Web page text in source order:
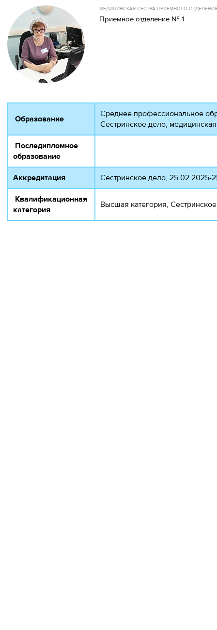
МЕДИЦИНСКАЯ СЕСТРА ПРИЁМНОГО
Приемное отделение № 1
Образование
Среднее профессиональное
Сестринское дело, медицинская
Последипломное
образование
Аккредитация Сестринское дело, 25.02.2025-
Квалификационная
категория
Высшая категория,